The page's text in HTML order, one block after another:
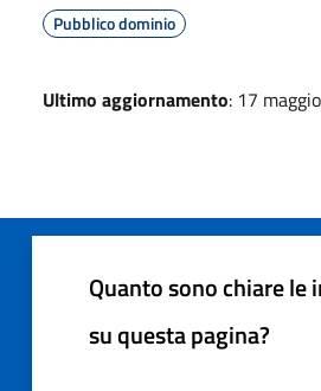
Pubblico dominio
Ultimo aggiornamento: 17
Quanto sono chiare le
su questa pagina?